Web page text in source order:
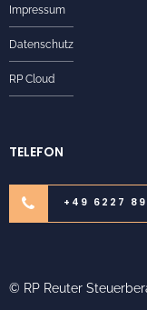
Impressum
Datenschutz
RP Cloud
TELEFON
+49 6227
© RP Reuter